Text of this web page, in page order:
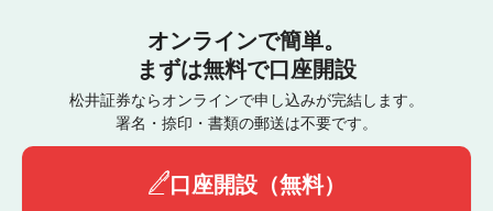
オンラインで簡単。
まずは無料で口座開設
松井証券ならオンラインで申し込みが完結します。
署名・捺印・書類の郵送は不要です。
口座開設（無料）